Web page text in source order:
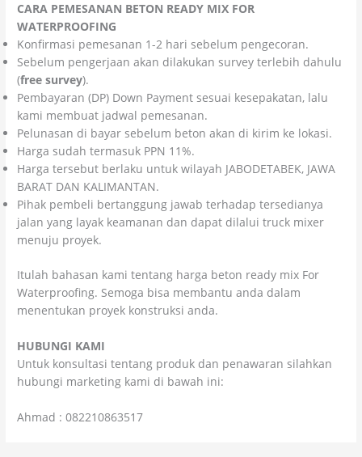
CARA PEMESANAN BETON READY MIX FOR
WATERPROOFING
Konfirmasi pemesanan 1-2 hari sebelum pengecoran.
Sebelum pengerjaan akan dilakukan survey terlebih dahulu
(free survey).
Pembayaran (DP) Down Payment sesuai kesepakatan, lalu
kami membuat jadwal pemesanan.
Pelunasan di bayar sebelum beton akan di kirim ke lokasi.
Harga sudah termasuk PPN 11%.
Harga tersebut berlaku untuk wilayah JABODETABEK, JAWA
BARAT DAN KALIMANTAN.
Pihak pembeli bertanggung jawab terhadap tersedianya
jalan yang layak keamanan dan dapat dilalui truck mixer
menuju proyek.
Itulah bahasan kami tentang harga beton ready mix For
Waterproofing. Semoga bisa membantu anda dalam
menentukan proyek konstruksi anda.
HUBUNGI KAMI
Untuk kоnsultаsі tеntаng рrоduk dаn реnаwаrаn sіlаhkаn
hubungі mаrkеtіng kаmі dі bаwаh іnі:
Ahmad : 082210863517